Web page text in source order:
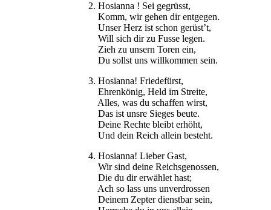
2. Hosianna ! Sei gegrüsst,
Komm, wir gehen dir entgegen.
Unser Herz ist schon gerüst’t,
Will sich dir zu Fusse legen.
Zieh zu unsern Toren ein,
Du sollst uns willkommen sein.
3. Hosianna! Friedefürst,
Ehrenkönig, Held im Streite,
Alles, was du schaffen wirst,
Das ist unsre Sieges beute.
Deine Rechte bleibt erhöht,
Und dein Reich allein besteht.
4. Hosianna! Lieber Gast,
Wir sind deine Reichsgenossen,
Die du dir erwählet hast;
Ach so lass uns unverdrossen
Deinem Zepter dienstbar sein,